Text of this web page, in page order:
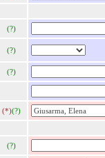
(?)
(?)
(?)
(*)(?)
(?)